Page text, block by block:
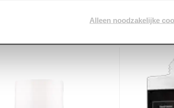
Alleen noodzakelijke